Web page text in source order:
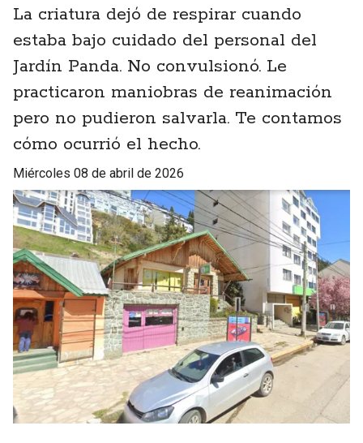
La criatura dejó de respirar cuando
estaba bajo cuidado del personal del
Jardín Panda. No convulsionó. Le
practicaron maniobras de reanimación
pero no pudieron salvarla. Te contamos
cómo ocurrió el hecho.
miércoles 08 de abril de 2026